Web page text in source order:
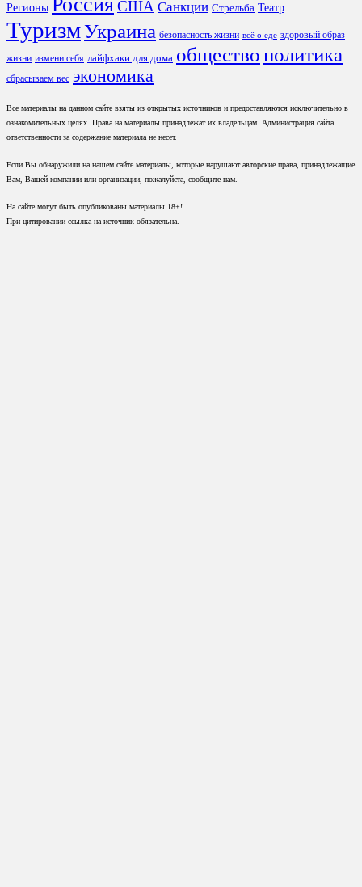
Регионы Россия США Санкции Стрельба Театр
ТуризмУкраина безопасность жизни всё о еде здоровый образ
жизни измени себя лайфхаки для дома обществополитика
сбрасываем вес экономика
Все материалы на данном сайте взяты из открытых источников и предоставляются исключительно в
ознакомительных целях. Права на материалы принадлежат их владельцам. Администрация сайта
ответственности за содержание материала не несет.
Если Вы обнаружили на нашем сайте материалы, которые нарушают авторские права, принадлежащие
Вам, Вашей компании или организации, пожалуйста, сообщите нам.
На сайте могут быть опубликованы материалы 18+!
При цитировании ссылка на источник обязательна.